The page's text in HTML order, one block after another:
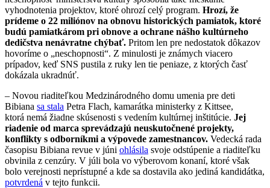
vyhodnotenia projektov, ktoré ohrozí celý program. Hrozí, že
prídeme o 22 miliónov na obnovu historických pamiatok, ktoré
budú pamiatkárom pri obnove a ochrane nášho kultúrneho
dedičstva nenávratne chýbať. Pritom len pre nedostatok dôkazov
hovoríme o „neschopnosti“. Z minulosti je známych viacero
prípadov, keď SNS pustila z ruky len tie peniaze, z ktorých časť
dokázala ukradnúť.
– Novou riaditeľkou Medzinárodného domu umenia pre deti
Bibiana sa stala Petra Flach, kamarátka ministerky z Kittsee,
ktorá nemá žiadne skúsenosti s vedením kultúrnej inštitúcie. Jej
riadenie od marca sprevádzajú neuskutočnené projekty,
konflikty s odborníkmi a výpovede zamestnancov. Vedecká rada
časopisu Bibiana revue v júni ohlásila svoje odstúpenie a riaditeľku
obvinila z cenzúry. V júli bola vo výberovom konaní, ktoré však
bolo verejnosti neprístupné a kde sa dostavila ako jediná kandidátka,
potvrdená v tejto funkcii.